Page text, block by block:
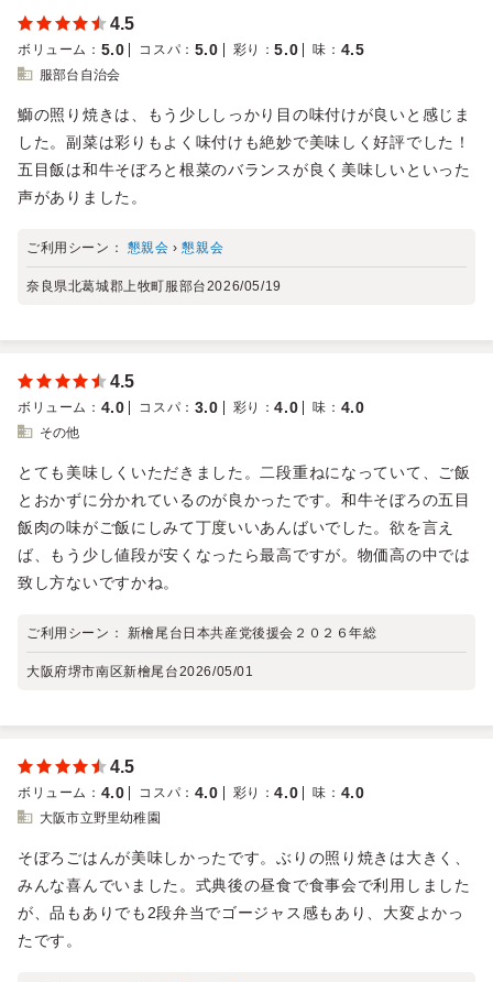
4.5
ボリューム ： 5.0 コスパ ： 5.0 彩り ：5.0 味 ： 4.5
服部台自治会
鰤の照り焼きは、もう少ししっかり目の味付けが良いと感じま
した。副菜は彩りもよく味付けも絶妙で美味しく好評でした！
五目飯は和牛そぼろと根菜のバランスが良く美味しいといった
声がありました。
ご利用シーン： 懇親会 ›懇親会
奈良県北葛城郡上牧町服部台2026/05/19
4.5
ボリューム ： 4.0 コスパ ： 3.0 彩り ：4.0 味 ： 4.0
その他
とても美味しくいただきました。二段重ねになっていて、ご飯
とおかずに分かれているのが良かったです。和牛そぼろの五目
飯肉の味がご飯にしみて丁度いいあんばいでした。欲を言え
ば、もう少し値段が安くなったら最高ですが。物価高の中では
致し方ないですかね。
ご利用シーン： 新檜尾台日本共産党後援会２０２６年総
大阪府堺市南区新檜尾台2026/05/01
4.5
ボリューム ： 4.0 コスパ ： 4.0 彩り ：4.0 味 ： 4.0
大阪市立野里幼稚園
そぼろごはんが美味しかったです。ぶりの照り焼きは大きく、
みんな喜んでいました。式典後の昼食で食事会で利用しました
が、品もありでも2段弁当でゴージャス感もあり、大変よかっ
たです。